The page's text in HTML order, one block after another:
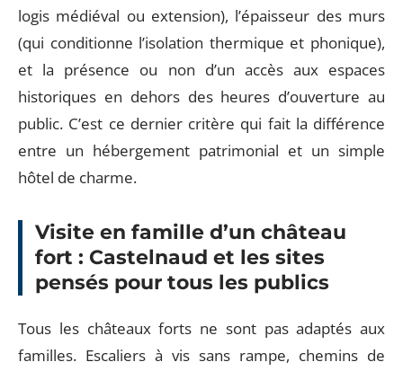
logis médiéval ou extension), l’épaisseur des murs
(qui conditionne l’isolation thermique et phonique),
et la présence ou non d’un accès aux espaces
historiques en dehors des heures d’ouverture au
public. C’est ce dernier critère qui fait la différence
entre un hébergement patrimonial et un simple
hôtel de charme.
Visite en famille d’un château
fort : Castelnaud et les sites
pensés pour tous les publics
Tous les châteaux forts ne sont pas adaptés aux
familles. Escaliers à vis sans rampe, chemins de